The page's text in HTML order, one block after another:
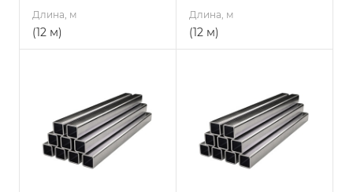
Длина, м
(12 м)
Длина, м
(12 м)